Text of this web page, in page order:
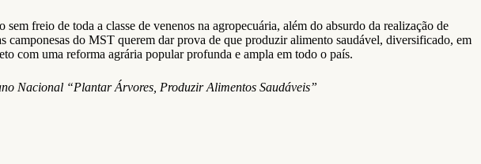
freio de toda a classe de venenos na agropecuária, além do absurdo da realização de
do MST querem dar prova de que produzir alimento saudável, diversificado, em
com uma reforma agrária popular profunda e ampla em todo o país.
Nacional “Plantar Árvores, Produzir Alimentos Saudáveis”